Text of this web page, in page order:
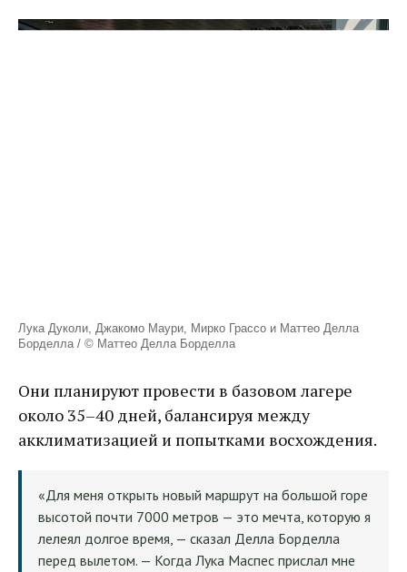
Лука Дуколи, Джакомо Маури, Мирко Грассо и Маттео Делла
Борделла / © Маттео Делла Борделла
Они планируют провести в базовом лагере
около 35–40 дней, балансируя между
акклиматизацией и попытками восхождения.
«Для меня открыть новый маршрут на большой горе
высотой почти 7000 метров — это мечта, которую я
лелеял долгое время, — сказал Делла Борделла
перед вылетом. — Когда Лука Маспес прислал мне